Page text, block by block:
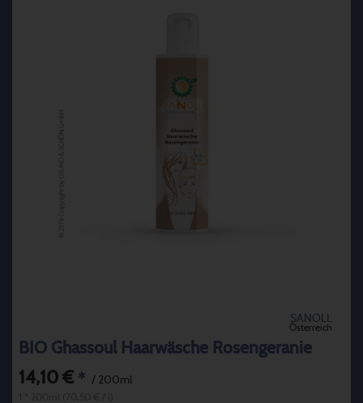
SANOLL
Österreich
BIO Ghassoul Haarwäsche Rosengeranie
14,10 € * / 200ml